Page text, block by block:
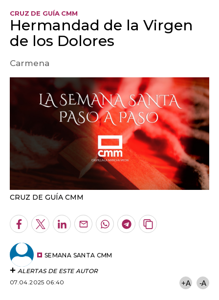
CRUZ DE GUÍA CMM
Hermandad de la Virgen
de los Dolores
Carmena
CRUZ DE GUÍA CMM
Facebook
TwitterLinkedInEnviarWhatsapp
Telegram
Copiar
SEMANA SANTA CMM
ALERTAS DE ESTE AUTOR
07.04.2025 06:40
+A -A